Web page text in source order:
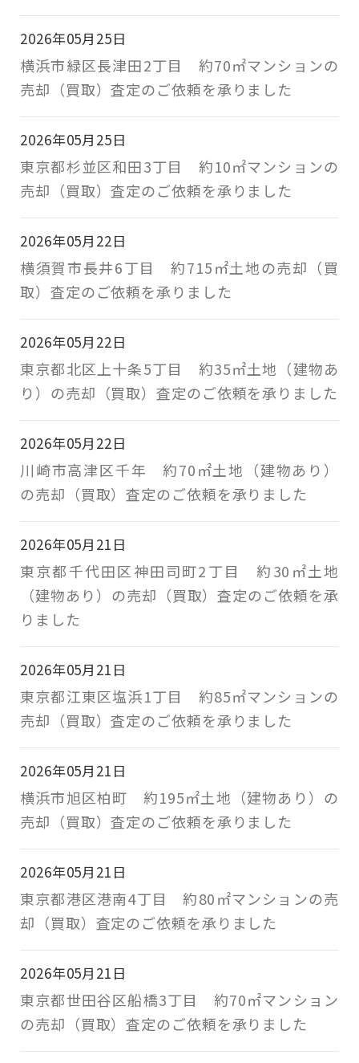
2026年05月25日
横浜市緑区長津田2丁目 約70㎡マンションの
売却（買取）査定のご依頼を承りました
2026年05月25日
東京都杉並区和田3丁目 約10㎡マンションの
売却（買取）査定のご依頼を承りました
2026年05月22日
横須賀市長井6丁目 約715㎡土地の売却（買
取）査定のご依頼を承りました
2026年05月22日
東京都北区上十条5丁目 約35㎡土地（建物あ
り）の売却（買取）査定のご依頼を承りました
2026年05月22日
川崎市高津区千年 約70㎡土地（建物あり）
の売却（買取）査定のご依頼を承りました
2026年05月21日
東京都千代田区神田司町2丁目 約30㎡土地
（建物あり）の売却（買取）査定のご依頼を承
りました
2026年05月21日
東京都江東区塩浜1丁目 約85㎡マンションの
売却（買取）査定のご依頼を承りました
2026年05月21日
横浜市旭区柏町 約195㎡土地（建物あり）の
売却（買取）査定のご依頼を承りました
2026年05月21日
東京都港区港南4丁目 約80㎡マンションの売
却（買取）査定のご依頼を承りました
2026年05月21日
東京都世田谷区船橋3丁目 約70㎡マンション
の売却（買取）査定のご依頼を承りました